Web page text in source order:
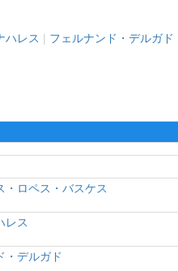
ハレス | フェルナンド・デルガド
・ロペス・バスケス
レス
・デルガド